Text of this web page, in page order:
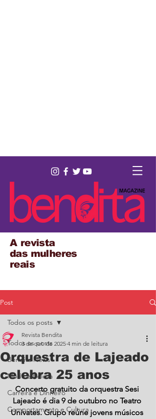
A revista
das mulheres
reais
Post
Todos os posts
Bendita News
Moda e Beleza
Carreira e Dinheiro
Comportamento e Cultura
Todos os posts
Orquestra de Lajeado
celebra 25 anos
Revista Bendita
3 de out. de 2025 4 min de leitura
Concerto gratuito da orquestra Sesi
Lajeado é dia 9 de outubro no Teatro
Univates. Grupo reúne jovens músicos